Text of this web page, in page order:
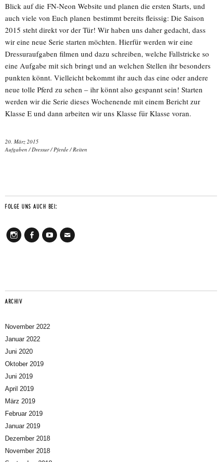
Blick auf die FN-Neon Website und planen die ersten Starts, und
auch viele von Euch planen bestimmt bereits fleissig: Die Saison
2015 steht direkt vor der Tür! Wir haben uns daher gedacht, dass
wir eine neue Serie starten möchten. Hierfür werden wir eine
Dressuraufgaben filmen und dazu schreiben, welche Fallstricke so
eine Aufgabe mit sich bringt und an welchen Stellen ihr besonders
punkten könnt. Vielleicht bekommt ihr auch das eine oder andere
neue tolle Pferd zu sehen – ihr könnt also gespannt sein! Starten
werden wir die Serie dieses Wochenende mit einem Bericht zur
Klasse E und dann arbeiten wir uns Klasse für Klasse voran.
20. März 2015
Aufgaben / Dressur/ Pferde /Reiten
FOLGE UNS AUCH BEI:
ARCHIV
November 2022
Januar 2022
Juni 2020
Oktober 2019
Juni 2019
April 2019
März 2019
Februar 2019
Januar 2019
Dezember 2018
November 2018